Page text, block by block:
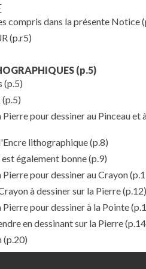
compris dans la présente Notice
(p.r5)
(p.5)
(p.5)
(p.5)
pour dessiner au Pinceau et
lithographique(p.8)
également bonne(p.9)
pour dessiner au Crayon
à dessiner sur la Pierre(p.12)
pour dessiner à la Pointe
en dessinant sur la Pierre
(p.20)